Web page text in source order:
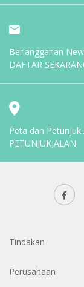
Berlangganan
DAFTAR
Peta dan Petunjuk
PETUNJUKJALAN
Tindakan
Perusahaan